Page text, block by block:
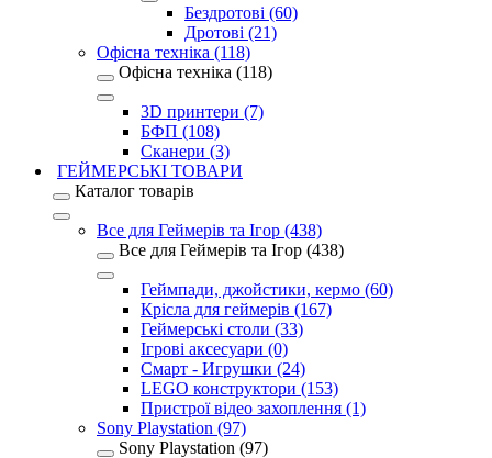
Бездротові (60)
Дротові (21)
Офісна техніка (118)
Офісна техніка (118)
3D принтери (7)
БФП (108)
Сканери (3)
ГЕЙМЕРСЬКІ ТОВАРИ
Каталог товарів
Все для Геймерів та Ігор (438)
Все для Геймерів та Ігор (438)
Геймпади, джойстики, кермо (60)
Крісла для геймерів (167)
Геймерські столи (33)
Ігрові аксесуари (0)
Смарт - Игрушки (24)
LEGO конструктори (153)
Пристрої відео захоплення (1)
Sony Playstation (97)
Sony Playstation (97)